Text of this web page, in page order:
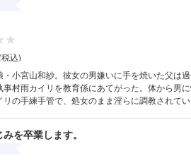
込)
・小宮山和紗。彼女の男嫌いに手を焼いた父は
事村雨カイリを教育係にあてがった。体から男
リの手練手管で、処女のまま淫らに調教されて
を卒業します。